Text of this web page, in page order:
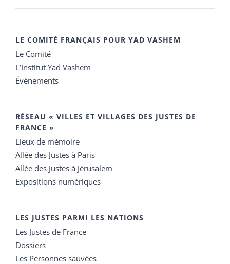
LE COMITÉ FRANÇAIS POUR YAD VASHEM
Le Comité
L’Institut Yad Vashem
Événements
RÉSEAU « VILLES ET VILLAGES DES JUSTES DE
FRANCE »
Lieux de mémoire
Allée des Justes à Paris
Allée des Justes à Jérusalem
Expositions numériques
LES JUSTES PARMI LES NATIONS
Les Justes de France
Dossiers
Les Personnes sauvées